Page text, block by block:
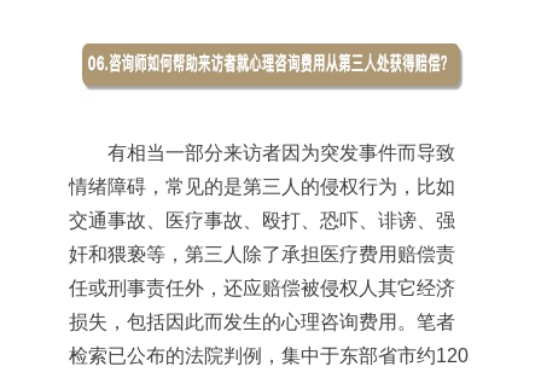
有相当一部分来访者因为突发事件而导致
情绪障碍，常见的是第三人的侵权行为，比如
交通事故、医疗事故、殴打、恐吓、诽谤、强
奸和猥亵等，第三人除了承担医疗费用赔偿责
任或刑事责任外，还应赔偿被侵权人其它经济
损失，包括因此而发生的心理咨询费用。笔者
检索已公布的法院判例，集中于东部省市约120